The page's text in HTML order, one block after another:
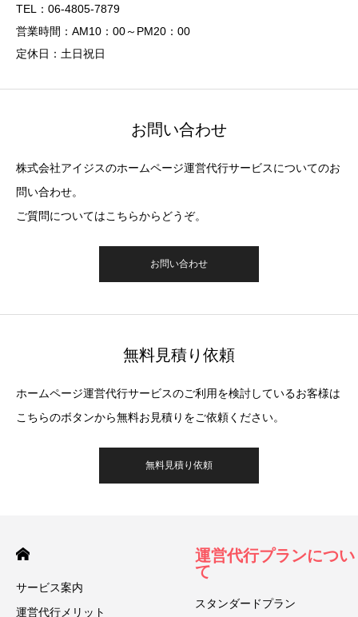
TEL：06-4805-7879
営業時間：AM10：00～PM20：00
定休日：土日祝日
お問い合わせ
株式会社アイジスのホームページ運営代行サービスについてのお
問い合わせ。
ご質問についてはこちらからどうぞ。
お問い合わせ
無料見積り依頼
ホームページ運営代行サービスのご利用を検討しているお客様は
こちらのボタンから無料お見積りをご依頼ください。
無料見積り依頼
サービス案内
運営代行メリット
運営代行プランについ
て
スタンダードプラン